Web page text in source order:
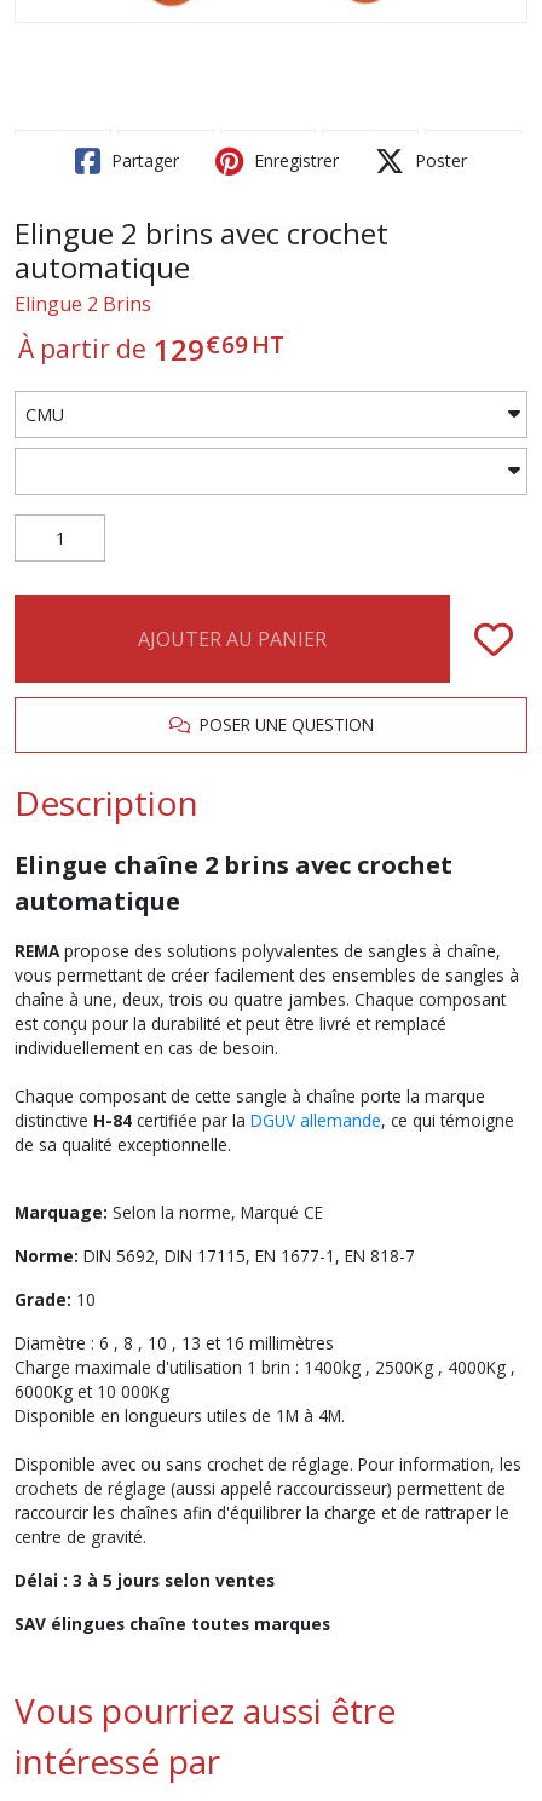
Partager Enregistrer Poster
Elingue 2 brins avec crochet
automatique
Elingue 2 Brins
À partir de 129€69HT
AJOUTER AU PANIER
POSER UNE QUESTION
Description
Elingue chaîne 2 brins avec crochet
automatique
REMA propose des solutions polyvalentes de sangles à chaîne,
vous permettant de créer facilement des ensembles de sangles à
chaîne à une, deux, trois ou quatre jambes. Chaque composant
est conçu pour la durabilité et peut être livré et remplacé
individuellement en cas de besoin.
Chaque composant de cette sangle à chaîne porte la marque
distinctive H-84 certifiée par la DGUV allemande, ce qui témoigne
de sa qualité exceptionnelle.
Marquage: Selon la norme, Marqué CE
Norme: DIN 5692, DIN 17115, EN 1677-1, EN 818-7
Grade: 10
Diamètre : 6 , 8 , 10 , 13 et 16 millimètres
Charge maximale d'utilisation 1 brin : 1400kg , 2500Kg , 4000Kg ,
6000Kg et 10 000Kg
Disponible en longueurs utiles de 1M à 4M.
Disponible avec ou sans crochet de réglage. Pour information, les
crochets de réglage (aussi appelé raccourcisseur) permettent de
raccourcir les chaînes afin d'équilibrer la charge et de rattraper le
centre de gravité.
Délai : 3 à 5 jours selon ventes
SAV élingues chaîne toutes marques
Vous pourriez aussi être
intéressé par